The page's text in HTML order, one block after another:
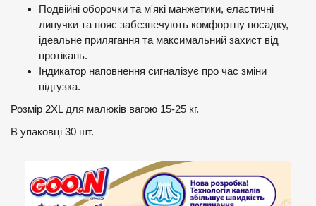
Подвійні оборочки та м'які манжетики, еластичні
липучки та пояс забезпечують комфортну посадку,
ідеальне прилягання та максимальний захист від
протікань.
Індикатор наповнення сигналізує про час зміни
підгузка.
Розмір 2XL для малюків вагою 15-25 кг.
В упаковці 30 шт.